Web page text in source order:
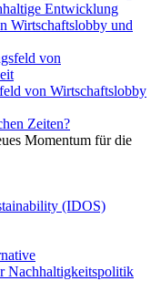
Entwicklung
Wirtschaftslobby und
von Wirtschaftslobby
Zeiten?
Momentum für die
(IDOS)
Nachhaltigkeitspolitik